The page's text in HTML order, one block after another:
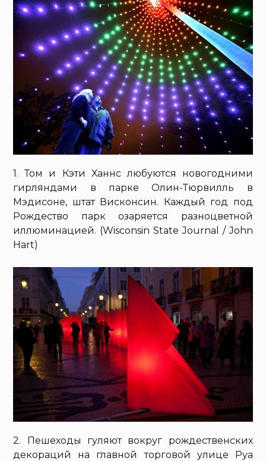
1. Том и Кэти Ханнс любуются новогодними
гирляндами в парке Олин-Тюрвилль в
Мэдисоне, штат Висконсин. Каждый год под
Рождество парк озаряется разноцветной
иллюминацией. (Wisconsin State Journal / John
Hart)
2. Пешеходы гуляют вокруг рождественских
декораций на главной торговой улице Руа